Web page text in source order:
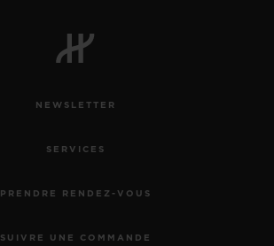
NEWSLETTER
SERVICES
PRENDRE RENDEZ-VOUS
SUIVRE UNE COMMANDE